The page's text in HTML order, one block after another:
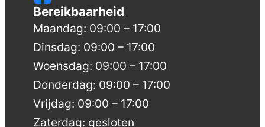
Bereikbaarheid
Maandag: 09:00 – 17:00
Dinsdag: 09:00 – 17:00
Woensdag: 09:00 – 17:00
Donderdag: 09:00 – 17:00
Vrijdag: 09:00 – 17:00
Zaterdag: gesloten